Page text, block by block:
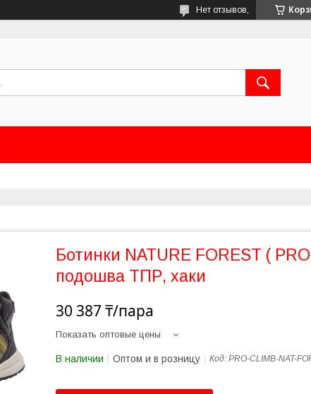
Нет отзывов,
Ботинки NATURE FOREST (
подошва ТПР, хаки
30 387 ₸/пара
Показать оптовые цены
В наличии Оптом и в розницу Код: PRO-CLIMB-NAT-